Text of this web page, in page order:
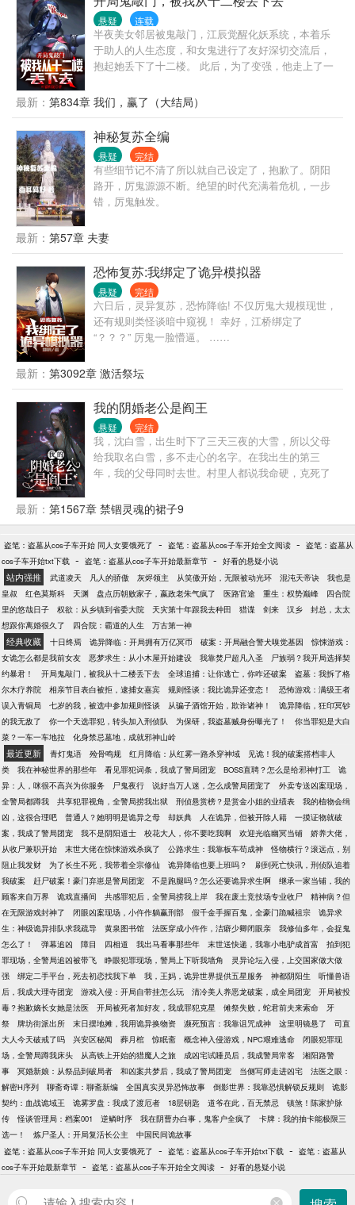
悬疑 连载
半夜美女邻居被鬼敲门，江辰觉醒化妖系统，本着乐
于助人的人生态度，和女鬼进行了友好深切交流后，
抱起她丢下了十二楼。 此后，为了变强，他走上了一
业，教育学生鬼。 …… 当恐怖禁墟降临，一尊尊阴神
屹立，世界陷入无边的黑暗 身化大妖的江辰，背负血
色苍穹走出，镇压一切！
最新： 第834章 我们，赢了（大结局）
神秘复苏全编
悬疑 完结
有些细节记不清了所以就自己设定了，抱歉了。阴阳
路开，厉鬼源源不断。绝望的时代充满着危机，一步
错，厉鬼触发。
最新： 第57章 夫妻
恐怖复苏:我绑定了诡异模拟器
悬疑 完结
六日后，灵异复苏，恐怖降临! 不仅厉鬼大规模现世，
还有规则类怪谈暗中窥视！ 幸好，江桥绑定了
“？？？” 厉鬼一脸懵逼。 ……
最新： 第3092章 激活祭坛
我的阴婚老公是阎王
悬疑 完结
我，沈白雪，出生时下了三天三夜的大雪，所以父母
给我取名白雪，多不走心的名字。在我出生的第三
年，我的父母同时去世。村里人都说我命硬，克死了
外的见到了不该见的东西，姥姥跟我说，我是天生的
阴阳眼，让我看见可怕的东西，不要声张，后来姥姥
最新： 第1567章 禁锢灵魂的裙子9
盗笔：盗墓从cos子车开始 同人女要饿死了 - 盗笔：盗墓从cos子车开始全文阅读 - 盗笔：盗墓从
cos子车开始txt下载 - 盗笔：盗墓从cos子车开始最新章节 - 好看的悬疑小说
站内强推 武道凌天 凡人的骄傲 灰烬领主 从笑傲开始，无限被动光环 混沌天帝诀
我也是
皇叔
红色莫斯科 天渊 盘点历朝败家子，嬴政老朱气疯了 医路官途 重生：权势巅峰
四合院
里的悠哉日子
权欲：从乡镇到省委大院 天灾第十年跟我去种田 猎谍 剑来 汉乡
封总，太太
想跟你离婚很久了
四合院：霸道的人生 万古第一神
经典收藏 十日终焉 诡异降临：开局拥有万亿冥币 破案：开局融合警犬嗅觉基因
惊悚游戏：
女诡怎么都是我前女友
恶梦求生：从小木屋开始建设 我靠焚尸超凡入圣
尸族弱？我开局选择契
约暴君！
开局鬼敲门，被我从十二楼丢下去 全球追捕：让你逃亡，你咋还破案
盗墓：我拆了格
尔木疗养院
相亲节目表白被拒，逮捕女嘉宾 规则怪谈：我比诡异还变态！
恐怖游戏：满级王者
误入青铜局
七岁的我，被选中参加规则怪谈 从骗子酒馆开始，欺诈诸神！
诡异降临，狂印冥钞
的我无敌了
你一个天选罪犯，转头加入刑侦队 为保研，我盗墓贼身份曝光了！
你当罪犯是大白
菜？一车一车地拉
化身禁忌墓地，成就邪神山岭
最近更新 青灯鬼语 殓骨鸣规 红月降临：从红雾一路杀穿神域
见诡！我的破案搭档非人
类
我在神秘世界的那些年 看见罪犯词条，我成了警局团宠 BOSS直聘？怎么是给邪神打工
诡
异：人，咪很不高兴为你服务
尸鬼夜行 说好当万人迷，怎么成警局团宠了
外卖专送凶案现场，
全警局都蹲我
共享犯罪视角，全警局捞我出狱 刑侦悬赏榜？是赏金小姐的业绩表
我的植物会缉
凶，这很合理吧
普通人？她明明是诡异之母 却妖典 人在诡异，但被开除人籍
一摸证物就破
案，我成了警局团宠
我不是阴阳道士 校花大人，你不要吃我啊 欢迎光临幽冥当铺
娇养大佬，
从收尸兼职开始
末世大佬在惊悚游戏杀疯了 公路求生：我靠板车苟成神
怪物横行？滚远点，别
阻止我发财
为了长生不死，我带着全宗修仙 诡异降临也要上班吗？
刷到死亡快讯，刑侦队追着
我破案
赶尸破案！豪门弃崽是警局团宠 不是跑腿吗？怎么还要诡异求生啊
继承一家当铺，我的
顾客来自万界
诡戏直播间 共感罪犯后，全警局捞我上岸 我在废土竞技场专业收尸
精神病？但
在无限游戏封神了
闭眼凶案现场，小仵作躺赢刑部 假千金手握百鬼，全豪门跪喊祖宗
诡异求
生：神级诡异排队求我疏导
黄泉图书馆 法医穿成小仵作，洁癖少卿闭眼亲
我修仙多年，会捉鬼
怎么了！
弹幕追凶 障目 四相道 我出马看事那些年 末世送快递，我靠小电驴成首富
拍到犯
罪现场，全警局追凶被带飞
睁眼犯罪现场，警局上下听我墙角
灵异论坛入侵，上交国家做大做
强
绑定二手平台，死去初恋找我下单 我，王妈，诡异世界提供五星服务 神都阴阳生
听懂兽语
后，我成大理寺团宠
游戏入侵：开局自带挂怎么玩 清冷美人养恶龙破案，成全局团宠
开局被投
毒？抱歉嫡长女她是法医
开局被死者加好友，我成罪犯克星 傩祭失败，蛇君前夫来索命
牙
祭
牌坊街派出所 末日摆地摊，我用诡异换物资 濒死预言：我靠诅咒成神 这里明镜悬了
司直
大人今天破戒了吗
兴安区秘闻 葬月棺 惊眠斋 概念神入侵游戏，NPC艰难逃命
闭眼犯罪现
场，全警局蹲我床头
从高铁上开始的猎魔人之旅 成凶宅试睡员后，我成警局常客
湘阳路警
事
冥婚新娘：从祭品到破局者 和凶案共梦后，我成了警局团宠 当侧写师走进凶宅
法医之眼：
解密H序列
聊斋奇谭：聊斋新编 全国真实灵异恐怖故事 倒影世界：我靠恐惧解锁反规则
诡影
契约：血战诡域王
诡雾罗盘：我成了渡厄者 18层钥匙 道爷在此，百无禁忌
镇煞！陈家护脉
传
怪谈管理局：档案001 逆鳞时序 我在阴曹办白事，鬼客户全疯了
卡牌：我的抽卡能极限三
选一！
炼尸圣人：开局复活长公主
中国民间诡故事
盗笔：盗墓从cos子车开始 同人女要饿死了 - 盗笔：盗墓从cos子车开始txt下载 - 盗笔：盗墓从
cos子车开始最新章节 - 盗笔：盗墓从cos子车开始全文阅读 - 好看的悬疑小说